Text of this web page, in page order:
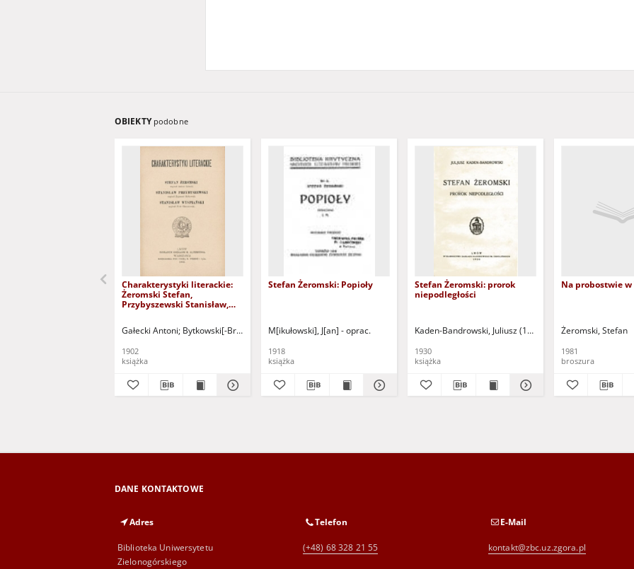
OBIEKTY podobne
Charakterystyki literackie:
Żeromski Stefan,
Przybyszewski Stanisław,
Gałecki Antoni Bytkowski[-Bromberg], Zygmunt (1866-1923) Chmielowski, Piotr (1848-1904)
1902
książka
Stefan Żeromski: Popioły
M[ikułowski], J[an] - oprac.
1918
książka
Stefan Żeromski: prorok
niepodległości
Kaden-Bandrowski, Juliusz (1885-1944)
1930
książka
Na probostwie
Żeromski, Stefan
1981
broszura
DANE KONTAKTOWE
Adres
Biblioteka Uniwersytetu
Zielonogórskiego
Telefon
(+48) 68 328 21 55
E-Mail
kontakt@zbc.uz.zgora.pl